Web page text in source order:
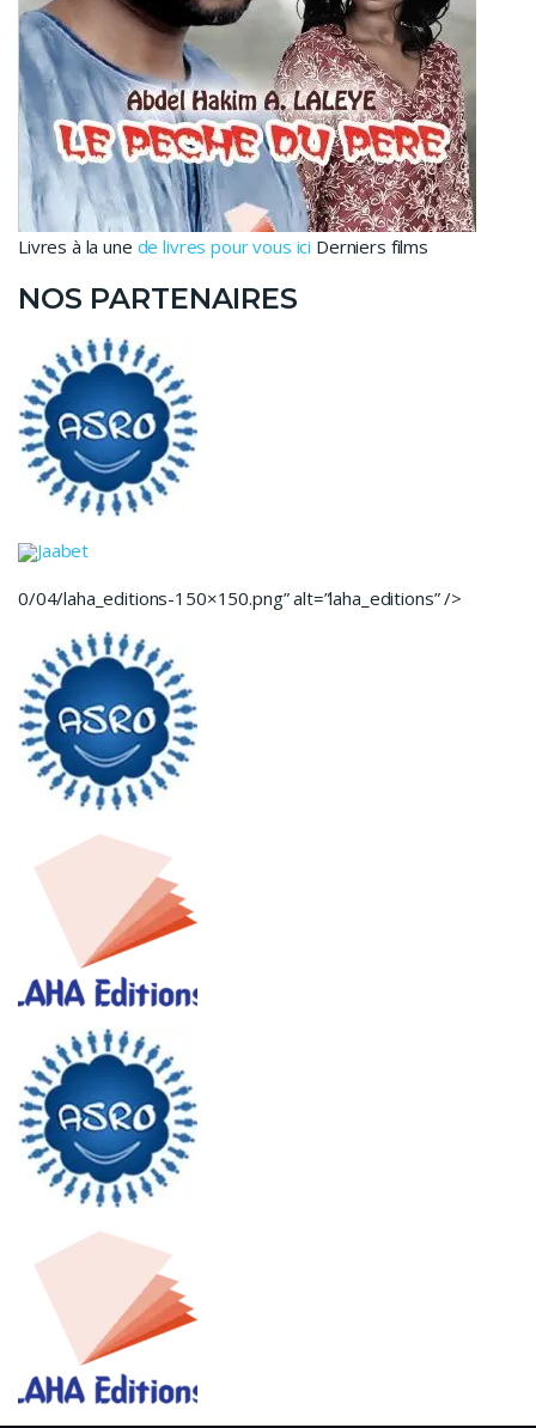
Livres à la une de livres pour vous ici Derniers films
NOS PARTENAIRES
Jaabet
0/04/laha_editions-150×150.png” alt=”laha_editions” />